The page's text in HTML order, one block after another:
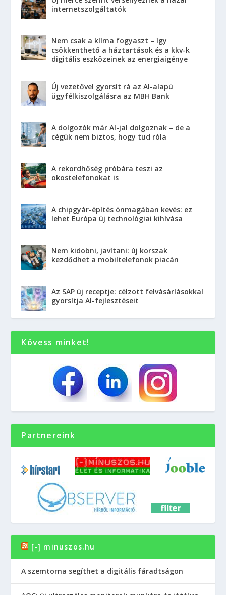
internetszolgáltatók
Nem csak a klíma fogyaszt – így
csökkenthető a háztartások és a kkv-k
digitális eszközeinek az energiaigénye
Új vezetővel gyorsít rá az AI-alapú
ügyfélkiszolgálásra az MBH Bank
A dolgozók már AI-jal dolgoznak – de a
cégük nem biztos, hogy tud róla
A rekordhőség próbára teszi az
okostelefonokat is
A chipgyár-építés önmagában kevés: ez
lehet Európa új technológiai kihívása
Nem kidobni, javítani: új korszak
kezdődhet a mobiltelefonok piacán
Az SAP új receptje: célzott felvásárlásokkal
gyorsítja AI-fejlesztéseit
Kövess minket!
Partnereink
[-] minuszos.hu
A szemtorna segíthet a digitális fáradtságon